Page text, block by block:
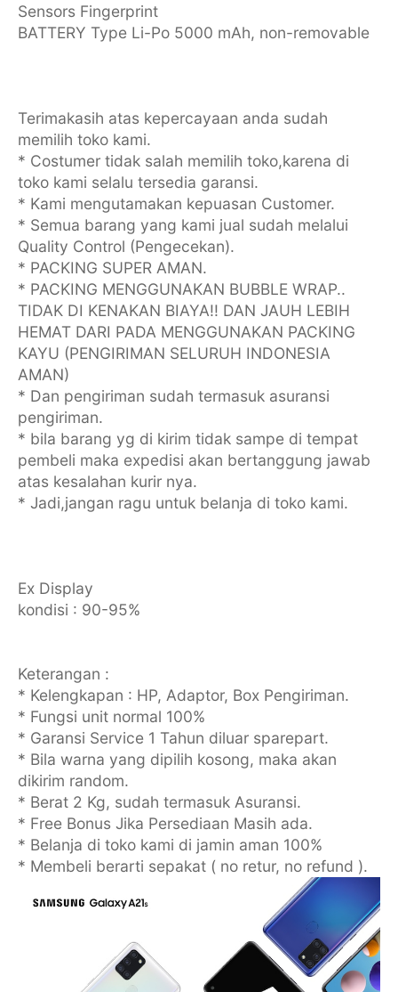
Sensors Fingerprint
BATTERY Type Li-Po 5000 mAh, non-removable
Terimakasih atas kepercayaan anda sudah
memilih toko kami.
* Costumer tidak salah memilih toko,karena di
toko kami selalu tersedia garansi.
* Kami mengutamakan kepuasan Customer.
* Semua barang yang kami jual sudah melalui
Quality Control (Pengecekan).
* PACKING SUPER AMAN.
* PACKING MENGGUNAKAN BUBBLE WRAP..
TIDAK DI KENAKAN BIAYA!! DAN JAUH LEBIH
HEMAT DARI PADA MENGGUNAKAN PACKING
KAYU (PENGIRIMAN SELURUH INDONESIA
AMAN)
* Dan pengiriman sudah termasuk asuransi
pengiriman.
* bila barang yg di kirim tidak sampe di tempat
pembeli maka expedisi akan bertanggung jawab
atas kesalahan kurir nya.
* Jadi,jangan ragu untuk belanja di toko kami.
Ex Display
kondisi : 90-95%
Keterangan :
* Kelengkapan : HP, Adaptor, Box Pengiriman.
* Fungsi unit normal 100%
* Garansi Service 1 Tahun diluar sparepart.
* Bila warna yang dipilih kosong, maka akan
dikirim random.
* Berat 2 Kg, sudah termasuk Asuransi.
* Free Bonus Jika Persediaan Masih ada.
* Belanja di toko kami di jamin aman 100%
* Membeli berarti sepakat ( no retur, no refund ).